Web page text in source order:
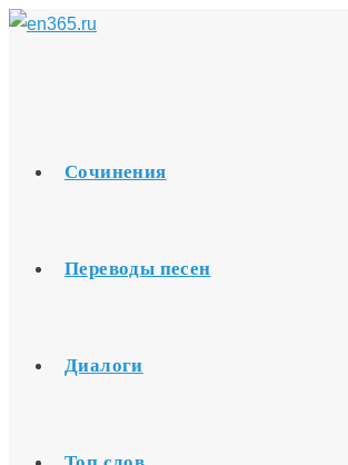
Перейти
Сочинения
Переводы песен
Диалоги